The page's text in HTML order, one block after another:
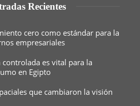
Recientes
cero como estándar para la
empresariales
es vital para la
en Egipto
que cambiaron la visión